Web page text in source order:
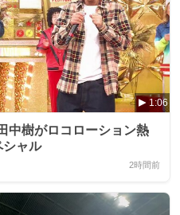
1:06
中樹がロコローション熱
シャル
2時間前